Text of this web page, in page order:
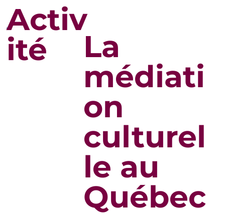
La
médiati
on
culturel
le au
Québec
Activ
ité